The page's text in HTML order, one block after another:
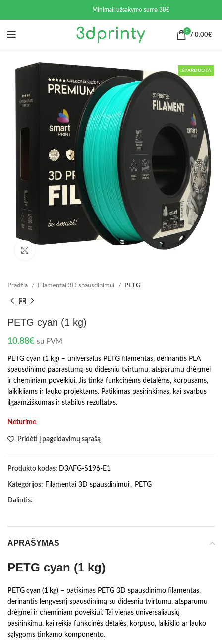
Minimali užsakymo suma 38€
0
/ 0.00€
IŠPARDUOTA
Pradžia Filamentai 3D spausdinimui PETG
PETG cyan (1 kg)
10.88€ su PVM
PETG cyan (1 kg) – universalus PETG filamentas, derinantis PLA
spausdinimo paprastumą su didesniu tvirtumu, atsparumu drėgmei
ir cheminiam poveikiui. Jis tinka funkcinėms detalėms, korpusams,
laikikliams ir lauko projektams. Patikimas pasirinkimas, kai svarbus
ilgaamžiškumas ir stabilus rezultatas.
Neturime
Pridėti į pageidavimų sąrašą
Produkto kodas: D3AFG-S196-E1
Kategorijos: Filamentai 3D spausdinimui , PETG
Dalintis:
APRAŠYMAS
PETG cyan (1 kg)
PETG cyan (1 kg) – patikimas PETG 3D spausdinimo filamentas,
derinantis lengvesnį spausdinimą su didesniu tvirtumu, atsparumu
drėgmei ir cheminiam poveikiui. Tai vienas universaliausių
pasirinkimų, kai reikia funkcinės detalės, korpuso, laikiklio ar lauko
sąlygoms tinkamo komponento.